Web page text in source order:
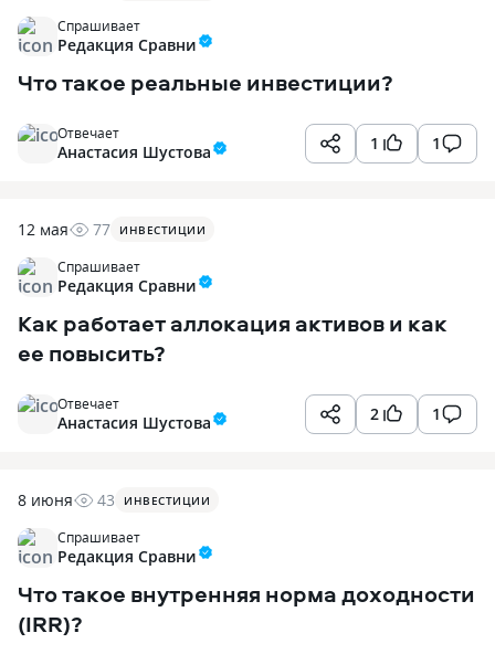
Спрашивает
Редакция Сравни
Что такое реальные инвестиции?
1 1
Отвечает
Анастасия Шустова
12 мая 77 ИНВЕСТИЦИИ
Спрашивает
Редакция Сравни
Как работает аллокация активов и как
ее повысить?
2 1
Отвечает
Анастасия Шустова
8 июня 43 ИНВЕСТИЦИИ
Спрашивает
Редакция Сравни
Что такое внутренняя норма доходности
(IRR)?